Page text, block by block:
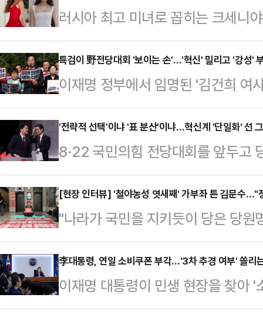
러시아 최고 미녀로 꼽히는 크세니
어든 야생 동물과 충돌해 치료를
피플지, 뉴욕 포스트 등 외신에 따
러시아의 한 도로를 달리던 중 갑
는 사고를 당했다.사고 당시 크세니
은 운전을 하고 있었다. 부부는 결
타까움을 더했다.그의 남편은 러시
에서 "엘크…
특검이 野전당대회 '보이는 손'…'혁신' 밀리고 '강성'
이재명 정부에서 임명된 '김건희 여
회에서 '보이지 않는 손'을 넘어 '보
있다는 관측이 제기된다. 당권 경쟁
도를 계속함에 따라 자연스레 혁신
해, 강성파 후보들은 유리한 입지를
면에 몰리고 있다는 시각이다.전당
신 논쟁, 혁신 경쟁이 벌어져야 한
자들의 입지와…
'전략적 선택'이냐 '표 분산'이냐…혁신계 '단일화' 선
8·22 국민의힘 전당대회를 앞두고
계 단일화'에 정치권의 눈길이 쏠리
서 상대적 우위를 점하고 있지만, 1
표 가능성이 살아있기 때문이다.정
로 대표되는 혁신파 후보들의 '단일
후보가 안 후보에 연신 손짓을 보내
열해지면서 상황은 안갯속 국면에
는 18일 국회에서…
[현장 인터뷰] '철야농성 엿새째' 가부좌 튼 김문수…"
"나라가 국민을 지키듯이 당은 당
파고 들었다. 농성 첫날에 봤던 그
의힘 당대표 후보의 의지는 추상처
압수수색 영장 재집행에 대비해 가
당대표 후보 한 명에서 과거 힘든
李대통령, 연일 소비쿠폰 부각…'3차 추경 여부' 쏠리
이재명 대통령이 민생 현장을 찾아
통시장에서 상인들을 격려하고, 수